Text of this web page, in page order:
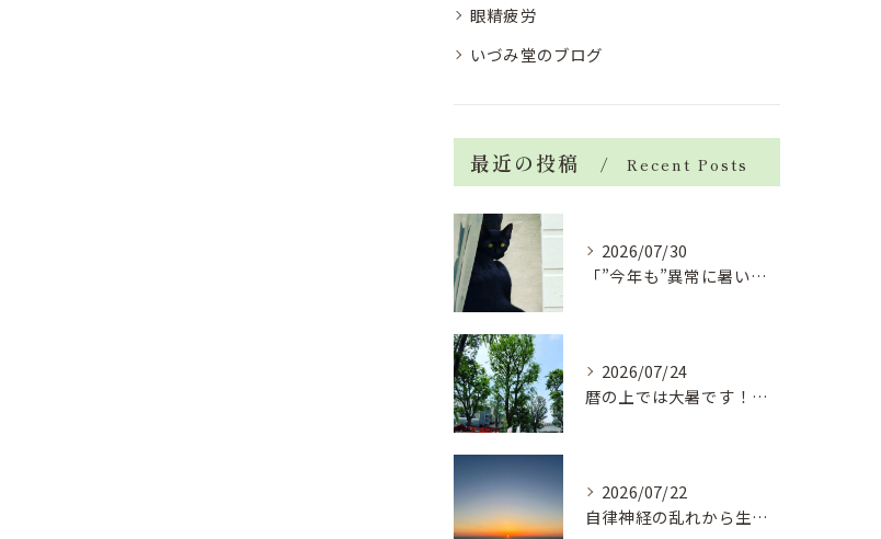
眼精疲労
いづみ堂のブログ
最近の投稿 Recent Posts
2026/07/30
「”今年も”異常に暑い夏」酷暑+冷房＝夏風邪、腰痛、ひざの痛...
2026/07/24
暦の上では大暑です！腰痛や肩こりから来る頭痛
2026/07/22
自律神経の乱れから生活習慣病、血液循環の滞り